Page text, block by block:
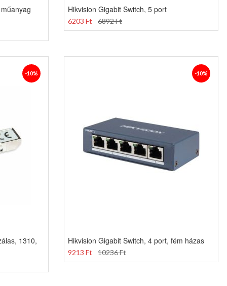
Hikvision Gigabit Switch, 5 port
6203 Ft 6892 Ft
-10%
1310,
-10%
Hikvision Gigabit Switch, 4 port, fém házas
9213 Ft 10236 Ft